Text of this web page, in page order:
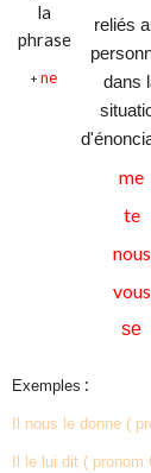
la
phrase
+ne
reliés
dans
me
te
nous
vous
se
Exemples :
Il nous le donne (
Il le lui dit (